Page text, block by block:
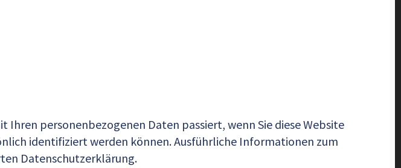
personenbezogenen Daten passiert, wenn Sie diese Website
identifiziert werden können. Ausführliche Informationen zum
Datenschutzerklärung.